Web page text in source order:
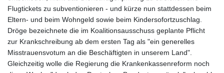
Flugtickets zu subventionieren - und kürze nun stattdessen beim
Eltern- und beim Wohngeld sowie beim Kindersofortzuschlag.
Dröge bezeichnete die im Koalitionsausschuss geplante Pflicht
zur Krankschreibung ab dem ersten Tag als "ein generelles
Misstrauensvotum an die Beschäftigten in unserem Land".
Gleichzeitig wolle die Regierung die Krankenkassenreform noch